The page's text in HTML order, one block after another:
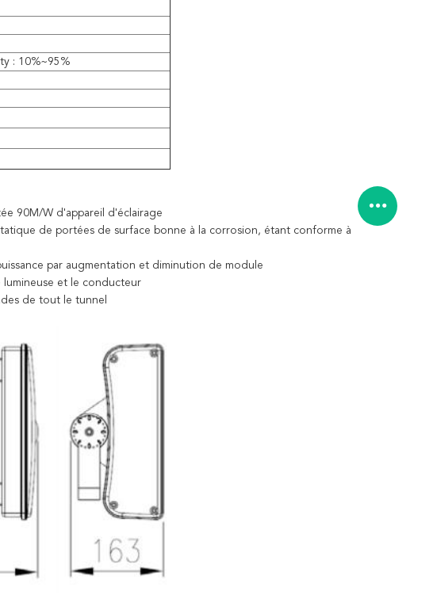
: 10%~95%
90M/W d'appareil d'éclairage
de portées de surface bonne à la corrosion, étant conforme à
par augmentation et diminution de module
lumineuse et le conducteur
de tout le tunnel